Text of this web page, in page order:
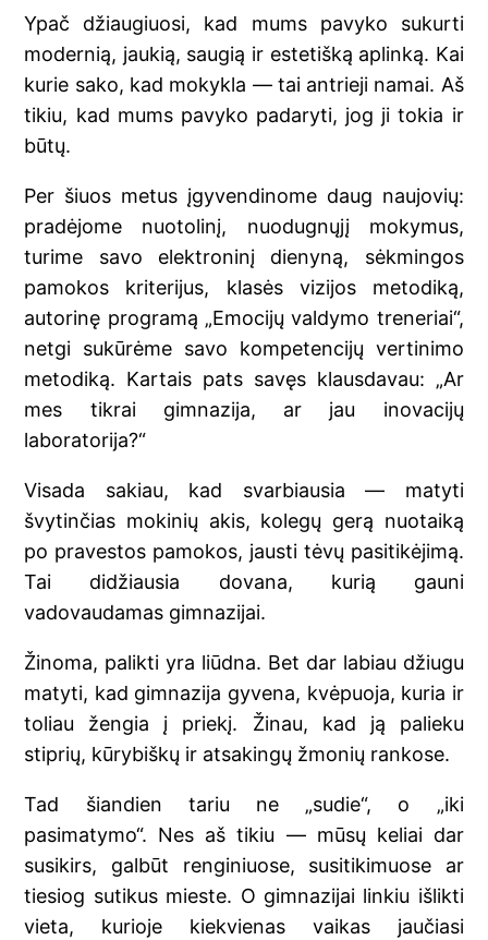
Ypač džiaugiuosi, kad mums pavyko sukurti
modernią, jaukią, saugią ir estetišką aplinką. Kai
kurie sako, kad mokykla — tai antrieji namai. Aš
tikiu, kad mums pavyko padaryti, jog ji tokia ir
būtų.
Per šiuos metus įgyvendinome daug naujovių:
pradėjome nuotolinį, nuodugnųjį mokymus,
turime savo elektroninį dienyną, sėkmingos
pamokos kriterijus, klasės vizijos metodiką,
autorinę programą „Emocijų valdymo treneriai“,
netgi sukūrėme savo kompetencijų vertinimo
metodiką. Kartais pats savęs klausdavau: „Ar
mes tikrai gimnazija, ar jau inovacijų
laboratorija?“
Visada sakiau, kad svarbiausia — matyti
švytinčias mokinių akis, kolegų gerą nuotaiką
po pravestos pamokos, jausti tėvų pasitikėjimą.
Tai didžiausia dovana, kurią gauni
vadovaudamas gimnazijai.
Žinoma, palikti yra liūdna. Bet dar labiau džiugu
matyti, kad gimnazija gyvena, kvėpuoja, kuria ir
toliau žengia į priekį. Žinau, kad ją palieku
stiprių, kūrybiškų ir atsakingų žmonių rankose.
Tad šiandien tariu ne „sudie“, o „iki
pasimatymo“. Nes aš tikiu — mūsų keliai dar
susikirs, galbūt renginiuose, susitikimuose ar
tiesiog sutikus mieste. O gimnazijai linkiu išlikti
vieta, kurioje kiekvienas vaikas jaučiasi